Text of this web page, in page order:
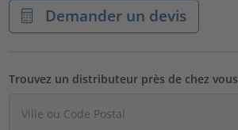
Demander un devis
Trouvez un distributeur près de chez vous